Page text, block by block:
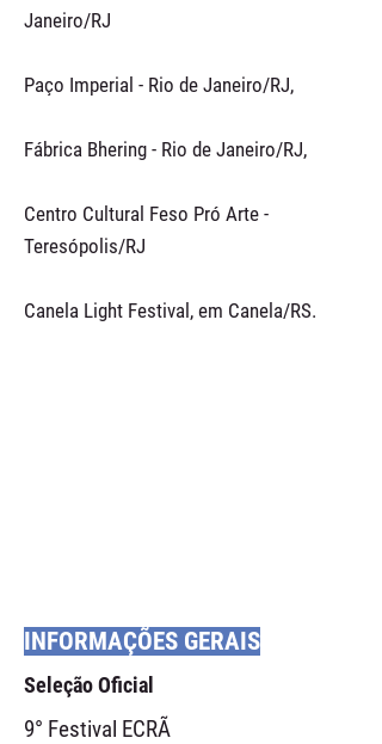
Janeiro/RJ
Paço Imperial - Rio de Janeiro/RJ,
Fábrica Bhering - Rio de Janeiro/RJ,
Centro Cultural Feso Pró Arte -
Teresópolis/RJ
Canela Light Festival, em Canela/RS.
INFORMAÇÕES GERAIS
Seleção Oficial
9° Festival ECRÃ